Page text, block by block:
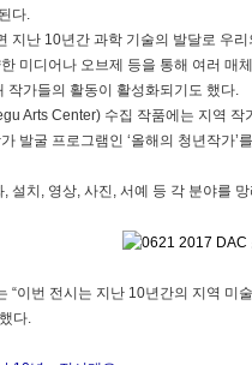
다.
지난 10년간 과학 기술의 발달로 우
미디어나 오브제 등을 통해 여러 매
작가들의 활동이 활성화되기도 했다.
Arts Center) 수집 작품에는 지역
발굴 프로그램인 ‘올해의 청년작가
설치, 영상, 사진, 서예 등 각 분야를
“이번 전시는 지난 10년간의 지역
다.